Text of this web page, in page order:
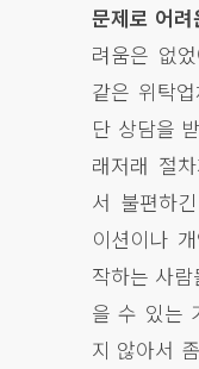
문제로 어
려움은 없
같은 위탁
단 상담을
래저래 절
서 불편하
이션이나
작하는 사
을 수 있는
지 않아서